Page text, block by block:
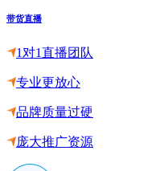
带货直播
1对1直播团队
专业更放心
品牌质量过硬
庞大推广资源